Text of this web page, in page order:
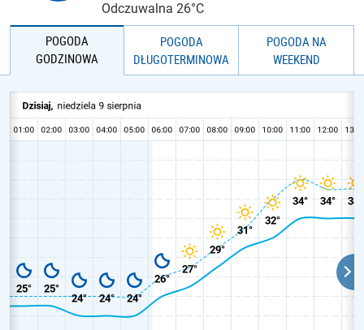
Odczuwalna 26°C
POGODA
GODZINOWA
POGODA
DŁUGOTERMINOWA
POGODA NA
WEEKEND